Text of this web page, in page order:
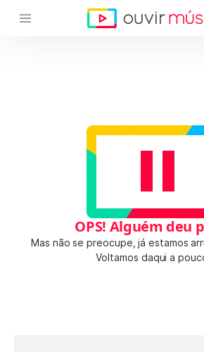
OPS! Alguém deu
Mas não se preocupe, já estamos
Voltamos daqui a